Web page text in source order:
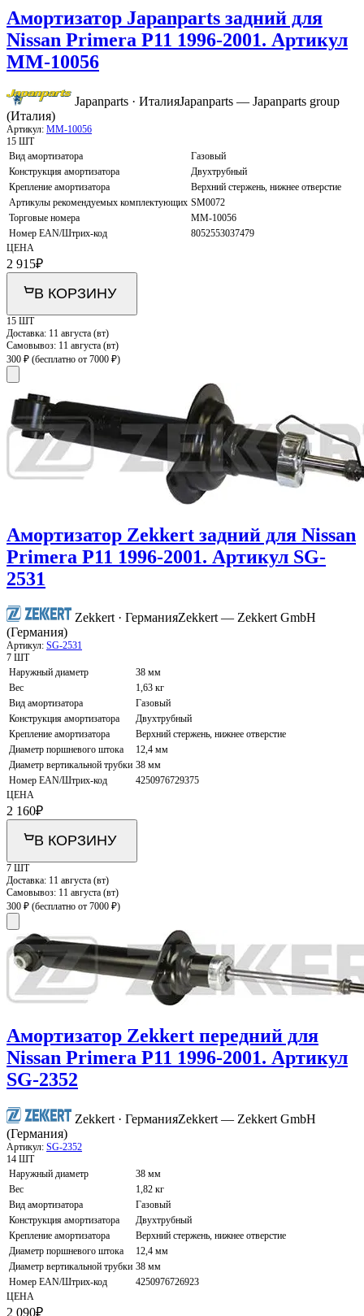
Амортизатор Japanparts задний для
Nissan Primera P11 1996-2001. Артикул
MM-10056
Japanparts · ИталияJapanparts — Japanparts group
(Италия)
Артикул: MM-10056
15 ШТ
Вид амортизатора
Газовый
Конструкция амортизатора
Двухтрубный
Крепление амортизатора
Верхний стержень, нижнее отверстие
Артикулы рекомендуемых комплектующих SM0072
Торговые номера
MM-10056
Номер EAN/Штрих-код
8052553037479
ЦЕНА
2 915₽
В КОРЗИНУ
15 ШТ
Доставка: 11 августа (вт)
Самовывоз: 11 августа (вт)
300 ₽ (бесплатно от 7000 ₽)
Амортизатор Zekkert задний для Nissan
Primera P11 1996-2001. Артикул SG-
2531
Zekkert · ГерманияZekkert — Zekkert GmbH
(Германия)
Артикул: SG-2531
7 ШТ
Наружный диаметр
38 мм
Вес
1,63 кг
Вид амортизатора
Газовый
Конструкция амортизатора
Двухтрубный
Крепление амортизатора
Верхний стержень, нижнее отверстие
Диаметр поршневого штока
12,4 мм
Диаметр вертикальной трубки 38 мм
Номер EAN/Штрих-код
4250976729375
ЦЕНА
2 160₽
В КОРЗИНУ
7 ШТ
Доставка: 11 августа (вт)
Самовывоз: 11 августа (вт)
300 ₽ (бесплатно от 7000 ₽)
Амортизатор Zekkert передний для
Nissan Primera P11 1996-2001. Артикул
SG-2352
Zekkert · ГерманияZekkert — Zekkert GmbH
(Германия)
Артикул: SG-2352
14 ШТ
Наружный диаметр
38 мм
Вес
1,82 кг
Вид амортизатора
Газовый
Конструкция амортизатора
Двухтрубный
Крепление амортизатора
Верхний стержень, нижнее отверстие
Диаметр поршневого штока
12,4 мм
Диаметр вертикальной трубки 38 мм
Номер EAN/Штрих-код
4250976726923
ЦЕНА
2 090₽